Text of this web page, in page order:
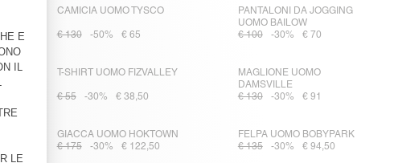
CAMICIA UOMO TYSCO
€ 130 -50% € 65
PANTALONI DA JOGGING
UOMO BAILOW
€ 100
-30% € 70
T-SHIRT UOMO FIZVALLEY
€ 55 -30% € 38,50
MAGLIONE UOMO
DAMSVILLE
€ 130
-30% € 91
GIACCA UOMO HOKTOWN
€ 175
-30% € 122,50
FELPA UOMO BOBYPARK
€ 135
-30% € 94,50